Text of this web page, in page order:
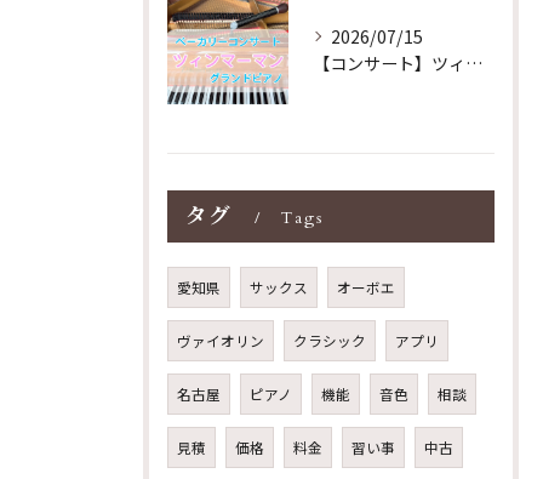
2026/07/15
【コンサート】ツィンマーマンのグランドピアノ♪木目猫足グラン...
タグ Tags
愛知県 サックス オーボエ
ヴァイオリン クラシック アプリ
名古屋 ピアノ 機能 音色 相談
見積 価格 料金 習い事 中古